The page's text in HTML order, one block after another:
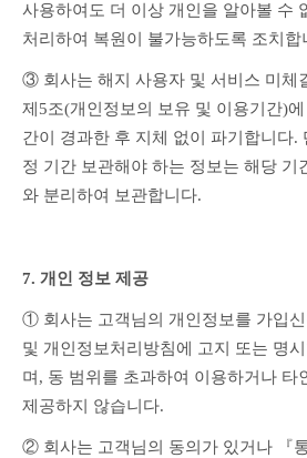
사용하여도 더 이상 개인을 알아볼 수
처리하여 복원이 불가능하도록 조치합
③ 회사는 해지 사용자 및 서비스 미체
제5조(개인정보의 보유 및 이용기간)에
간이 경과한 후 지체 없이 파기합니다.
정 기간 보관해야 하는 정보는 해당 기
와 분리하여 보관합니다.
7. 개인 정보 제공
① 회사는 고객님의 개인정보를 가입
및 개인정보처리방침에 고지 또는 명
며, 동 범위를 초과하여 이용하거나 타
제공하지 않습니다.
② 회사는 고객님의 동의가 있거나 『